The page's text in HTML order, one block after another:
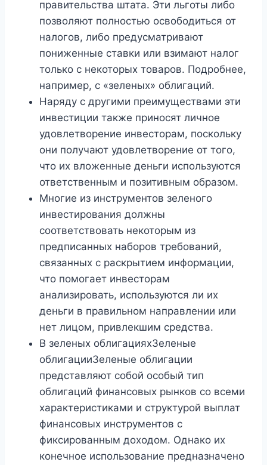
правительства штата. Эти льготы либо
позволяют полностью освободиться от
налогов, либо предусматривают
пониженные ставки или взимают налог
только с некоторых товаров. Подробнее,
например, с «зеленых» облигаций.
Наряду с другими преимуществами эти
инвестиции также приносят личное
удовлетворение инвесторам, поскольку
они получают удовлетворение от того,
что их вложенные деньги используются
ответственным и позитивным образом.
Многие из инструментов зеленого
инвестирования должны
соответствовать некоторым из
предписанных наборов требований,
связанных с раскрытием информации,
что помогает инвесторам
анализировать, используются ли их
деньги в правильном направлении или
нет лицом, привлекшим средства.
В зеленых облигацияхЗеленые
облигацииЗеленые облигации
представляют собой особый тип
облигаций финансовых рынков со всеми
характеристиками и структурой выплат
финансовых инструментов с
фиксированным доходом. Однако их
конечное использование предназначено